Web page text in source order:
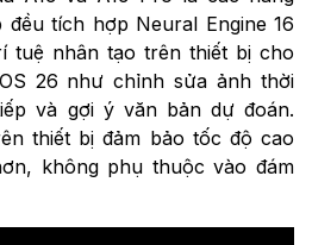
tích hợp Neural Engine 16
tuệ nhân tạo trên thiết bị cho
26 như chỉnh sửa ảnh thời
và gợi ý văn bản dự đoán.
thiết bị đảm bảo tốc độ cao
không phụ thuộc vào đám